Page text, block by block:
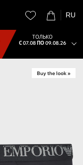
RU
ТОЛЬКО
С 07.08 ПО 09.08.26
Buy the look »